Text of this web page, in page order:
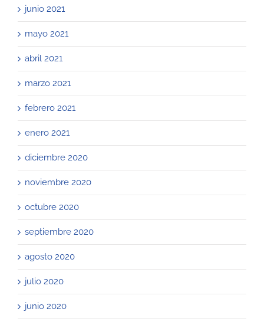
junio 2021
mayo 2021
abril 2021
marzo 2021
febrero 2021
enero 2021
diciembre 2020
noviembre 2020
octubre 2020
septiembre 2020
agosto 2020
julio 2020
junio 2020